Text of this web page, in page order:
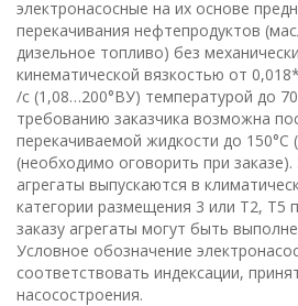
электронасосные на их основе
перекачивания нефтепродуктов
дизельное топливо) без
кинематической вязкостью от
/с (1,08…200°ВУ) температурой до
требованию заказчика возможна
перекачиваемой жидкости до 150°С
(необходимо оговорить при
агрегаты выпускаются в
категории размещения 3 или Т2, Т5
заказу агрегаты могут быть
Условное обозначение
соответствовать индексации,
насосостроения.